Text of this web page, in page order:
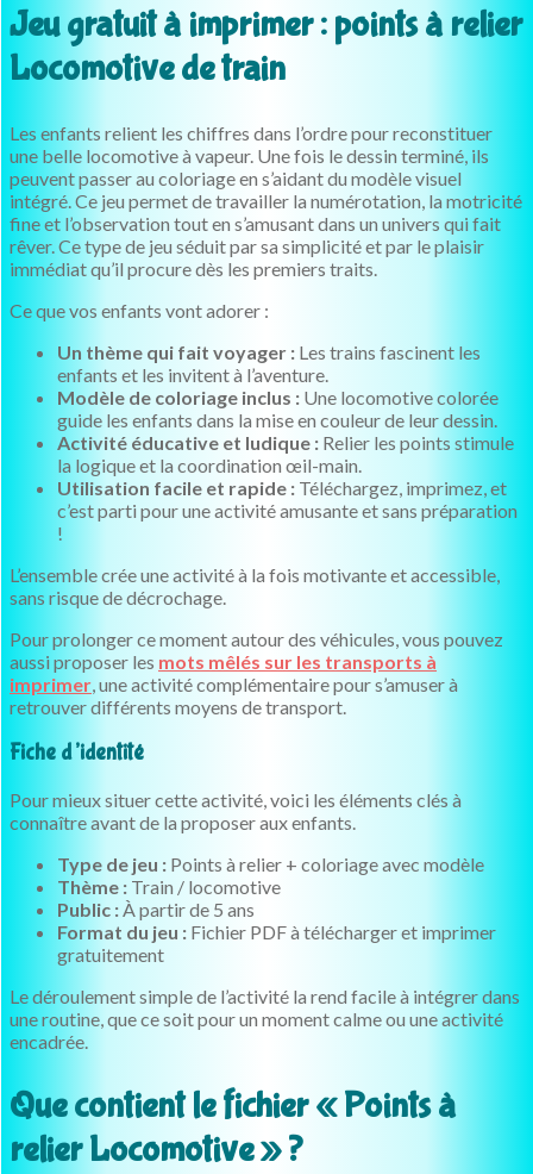
Jeu gratuit à imprimer : points à relier
Locomotive de train
Les enfants relient les chiffres dans l’ordre pour reconstituer
une belle locomotive à vapeur. Une fois le dessin terminé, ils
peuvent passer au coloriage en s’aidant du modèle visuel
intégré. Ce jeu permet de travailler la numérotation, la motricité
fine et l’observation tout en s’amusant dans un univers qui fait
rêver. Ce type de jeu séduit par sa simplicité et par le plaisir
immédiat qu’il procure dès les premiers traits.
Ce que vos enfants vont adorer :
Un thème qui fait voyager : Les trains fascinent les
enfants et les invitent à l’aventure.
Modèle de coloriage inclus : Une locomotive colorée
guide les enfants dans la mise en couleur de leur dessin.
Activité éducative et ludique : Relier les points stimule
la logique et la coordination œil-main.
Utilisation facile et rapide : Téléchargez, imprimez, et
c’est parti pour une activité amusante et sans préparation
!
L’ensemble crée une activité à la fois motivante et accessible,
sans risque de décrochage.
Pour prolonger ce moment autour des véhicules, vous pouvez
aussi proposer les mots mêlés sur les transports à
imprimer , une activité complémentaire pour s’amuser à
retrouver différents moyens de transport.
Fiche d’identité
Pour mieux situer cette activité, voici les éléments clés à
connaître avant de la proposer aux enfants.
Type de jeu : Points à relier + coloriage avec modèle
Thème : Train / locomotive
Public :À partir de 5 ans
Format du jeu : Fichier PDF à télécharger et imprimer
gratuitement
Le déroulement simple de l’activité la rend facile à intégrer dans
une routine, que ce soit pour un moment calme ou une activité
encadrée.
Que contient le fichier « Points à
relier Locomotive » ?